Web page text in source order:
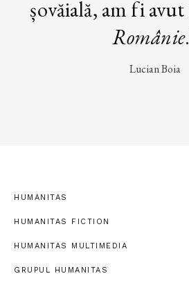
șovăială, am fi avut
Românie
Lucian Boia
HUMANITAS
HUMANITAS FICTION
HUMANITAS MULTIMEDIA
GRUPUL HUMANITAS